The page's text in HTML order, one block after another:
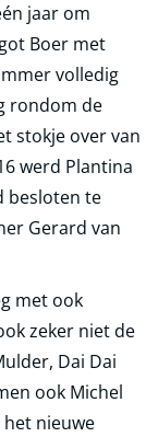
jaar om
Boer met
volledig
rondom de
stokje over van
werd Plantina
besloten te
Gerard van
met ook
zeker niet de
Dai Dai
ook Michel
het nieuwe